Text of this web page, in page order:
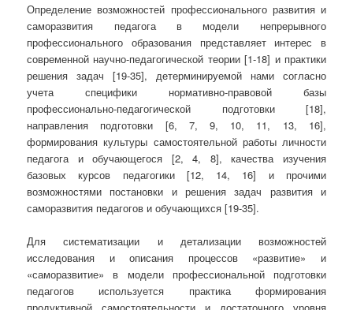
Определение возможностей профессионального развития и
саморазвития педагога в модели непрерывного
профессионального образования представляет интерес в
современной научно-педагогической теории [1-18] и практики
решения задач [19-35], детерминируемой нами согласно
учета специфики нормативно-правовой базы
профессионально-педагогической подготовки [18],
направления подготовки [6, 7, 9, 10, 11, 13, 16],
формирования культуры самостоятельной работы личности
педагога и обучающегося [2, 4, 8], качества изучения
базовых курсов педагогики [12, 14, 16] и прочими
возможностями постановки и решения задач развития и
саморазвития педагогов и обучающихся [19-35].
Для систематизации и детализации возможностей
исследования и описания процессов «развитие» и
«саморазвитие» в модели профессиональной подготовки
педагогов используется практика формирования
продуктивной самостоятельности и достаточного уровня